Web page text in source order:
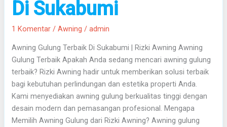
Di Sukabumi
1 Komentar /Awning /admin
Awning Gulung Terbaik Di Sukabumi | Rizki Awning Awning
Gulung Terbaik Apakah Anda sedang mencari awning gulung
terbaik? Rizki Awning hadir untuk memberikan solusi terbaik
bagi kebutuhan perlindungan dan estetika properti Anda.
Kami menyediakan awning gulung berkualitas tinggi dengan
desain modern dan pemasangan profesional. Mengapa
Memilih Awning Gulung dari Rizki Awning? Awning gulung
Di
Sukabumi